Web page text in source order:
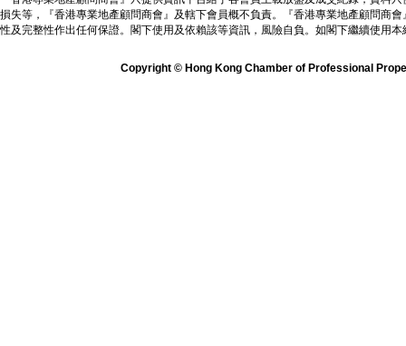
損失等，『香港專業地產顧問商會』及轄下會員概不負責。『香港專業地產顧問商
性及完整性作出任何保證。閣下使用及依賴該等資訊，風險自負。如閣下繼續使用
Copyright © Hong Kong Chamber of Professional